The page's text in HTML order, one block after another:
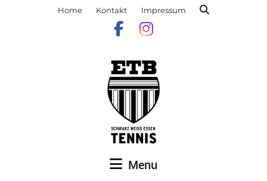
Home Kontakt Impressum
Menu